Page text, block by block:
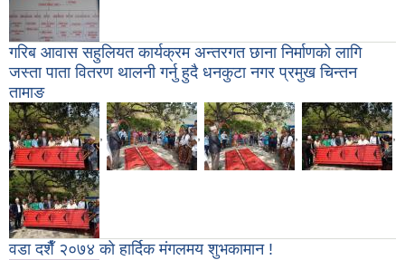
गरिब आवास सहुलियत कार्यक्रम अन्तरगत छाना निर्माणको लागि
जस्ता पाता वितरण थालनी गर्नु हुदै धनकुटा नगर प्रमुख चिन्तन
तामाङ
, , , ,
वडा दशैँ २०७४ को हार्दिक मंगलमय शुभकामान !